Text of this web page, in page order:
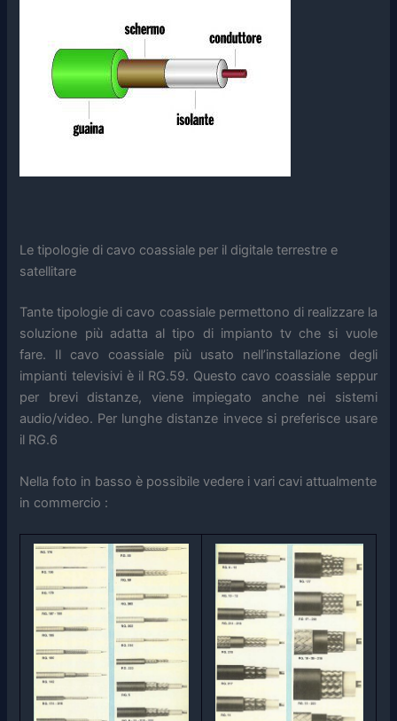
Le tipologie di cavo coassiale per il digitale terrestre e
satellitare
Tante tipologie di cavo coassiale permettono di realizzare la
soluzione più adatta al tipo di impianto tv che si vuole
fare. Il cavo coassiale più usato nell’installazione degli
impianti televisivi è il RG.59. Questo cavo coassiale seppur
per brevi distanze, viene impiegato anche nei sistemi
audio/video. Per lunghe distanze invece si preferisce usare
il RG.6
Nella foto in basso è possibile vedere i vari cavi attualmente
in commercio :